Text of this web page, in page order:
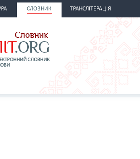
СЛОВНИК ТРАНСЛІТЕРАЦІЯ